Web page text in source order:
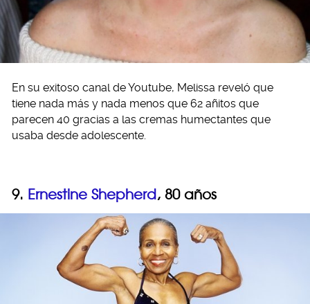
En su exitoso canal de Youtube, Melissa reveló que
tiene nada más y nada menos que 62 añitos que
parecen 40 gracias a las cremas humectantes que
usaba desde adolescente.
9. Ernestine Shepherd, 80 años